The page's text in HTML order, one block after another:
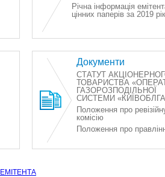
Річна інформація
цінних паперів за 2019 рік
Документи
СТАТУТ
ТОВАРИСТВА
ГАЗОРОЗПОДІЛЬНОЇ
СИСТЕМИ
Положення про
комісію
Положення про